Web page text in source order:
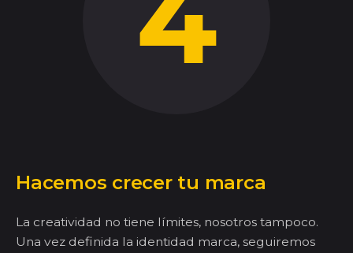
Hacemos crecer tu marca
La creatividad no tiene límites, nosotros tampoco.
Una vez definida la identidad marca, seguiremos